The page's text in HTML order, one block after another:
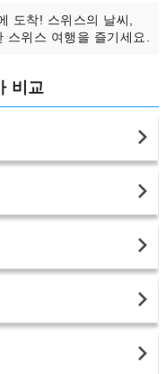
도착! 스위스의 날씨,
위스 여행을 즐기세요.
비교